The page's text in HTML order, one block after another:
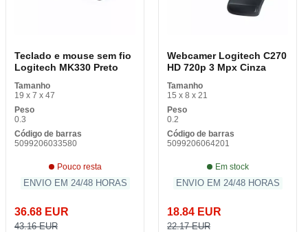
Teclado e mouse sem fio
Logitech MK330 Preto
Tamanho
19 x 7 x 47
Peso
0.3
Código de barras
5099206033580
Pouco resta
ENVIO EM 24/48 HORAS
36.68 EUR
43.16 EUR
Webcamer Logitech C270
HD 720p 3 Mpx Cinza
Tamanho
15 x 8 x 21
Peso
0.2
Código de barras
5099206064201
Em stock
ENVIO EM 24/48 HORAS
18.84 EUR
22.17 EUR